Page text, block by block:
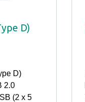
D)
D)
2.0
(2 x 5